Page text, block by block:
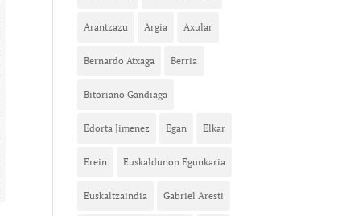
Arantzazu Argia Axular
Bernardo Atxaga Berria
Bitoriano Gandiaga
Edorta Jimenez Egan Elkar
Erein Euskaldunon Egunkaria
Euskaltzaindia Gabriel Aresti